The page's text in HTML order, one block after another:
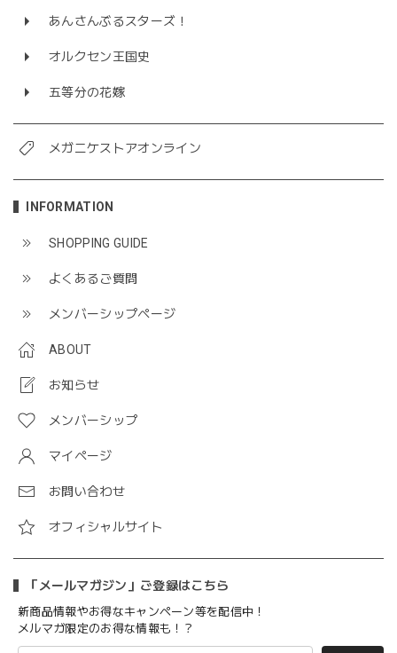
あんさんぶるスターズ！
オルクセン王国史
五等分の花嫁
メガニケストアオンライン
INFORMATION
SHOPPING GUIDE
よくあるご質問
メンバーシップページ
ABOUT
お知らせ
メンバーシップ
マイページ
お問い合わせ
オフィシャルサイト
「メールマガジン」ご登録はこちら
新商品情報やお得なキャンペーン等を配信中！
メルマガ限定のお得な情報も！？